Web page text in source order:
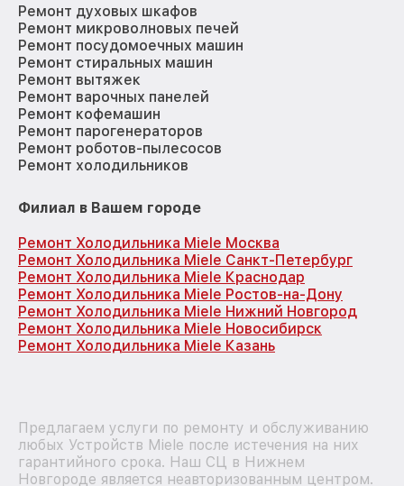
Ремонт духовых шкафов
Ремонт микроволновых печей
Ремонт посудомоечных машин
Ремонт стиральных машин
Ремонт вытяжек
Ремонт варочных панелей
Ремонт кофемашин
Ремонт парогенераторов
Ремонт роботов-пылесосов
Ремонт холодильников
Филиал в Вашем городе
Ремонт Холодильника Miele Москва
Ремонт Холодильника Miele Санкт-Петербург
Ремонт Холодильника Miele Краснодар
Ремонт Холодильника Miele Ростов-на-Дону
Ремонт Холодильника Miele Нижний Новгород
Ремонт Холодильника Miele Новосибирск
Ремонт Холодильника Miele Казань
Предлагаем услуги по ремонту и обслуживанию
любых Устройств Miele после истечения на них
гарантийного срока. Наш СЦ в Нижнем
Новгороде является неавторизованным центром.